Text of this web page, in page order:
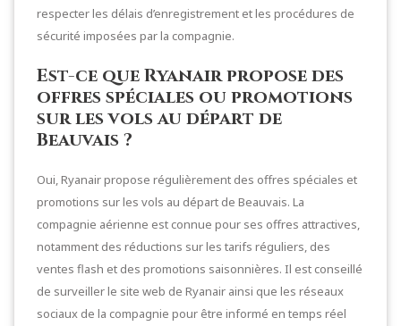
respecter les délais d’enregistrement et les procédures de
sécurité imposées par la compagnie.
Est-ce que Ryanair propose des
offres spéciales ou promotions
sur les vols au départ de
Beauvais ?
Oui, Ryanair propose régulièrement des offres spéciales et
promotions sur les vols au départ de Beauvais. La
compagnie aérienne est connue pour ses offres attractives,
notamment des réductions sur les tarifs réguliers, des
ventes flash et des promotions saisonnières. Il est conseillé
de surveiller le site web de Ryanair ainsi que les réseaux
sociaux de la compagnie pour être informé en temps réel